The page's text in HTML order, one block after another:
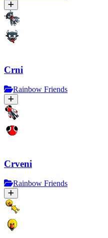
Crni
Rainbow Friends
Crveni
Rainbow Friends